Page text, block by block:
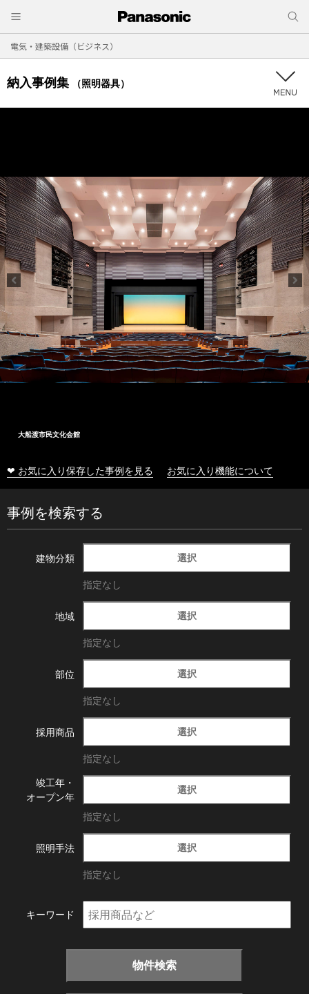
電気・建築設備（ビジネス）
納入事例集 （照明器具）
大船渡市民文化会館
❤ お気に入り保存した事例を見る お気に入り機能について
事例を検索する
建物分類 選択
指定なし
地域 選択
指定なし
部位 選択
指定なし
採用商品 選択
指定なし
竣工年・
オープン年
選択
指定なし
照明手法 選択
指定なし
キーワード
物件検索